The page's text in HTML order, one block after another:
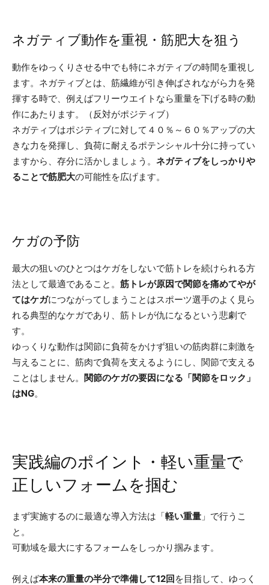
ネガティブ動作を重視・筋肥大を狙う
動作をゆっくりさせる中でも特にネガティブの時間を重視し
ます。ネガティブとは、筋繊維が引き伸ばされながら力を発
揮する時で、例えばフリーウエイトなら重量を下げる時の動
作にあたります。（反対がポジティブ）
ネガティブはポジティブに対して４０％～６０％アップの大
きな力を発揮し、負荷に耐えるポテンシャル十分に持ってい
ますから、存分に活かしましょう。 ネガティブをしっかりや
ることで筋肥大の可能性を広げます。
ケガの予防
最大の狙いのひとつはケガをしないで筋トレを続けられる方
法として最適であること。 筋トレが原因で関節を痛めてやが
てはケガにつながってしまうことはスポーツ選手のよく見ら
れる典型的なケガであり、筋トレが仇になるという悲劇で
す。
ゆっくりな動作は関節に負荷をかけず狙いの筋肉群に刺激を
与えることに、筋肉で負荷を支えるようにし、関節で支える
ことはしません。 関節のケガの要因になる「関節をロック」
はNG。
実践編のポイント・軽い重量で
正しいフォームを掴む
まず実施するのに最適な導入方法は「軽い重量 」で行うこ
と。
可動域を最大にするフォームをしっかり掴みます。
例えば本来の重量の半分で準備して12回を目指して、ゆっく